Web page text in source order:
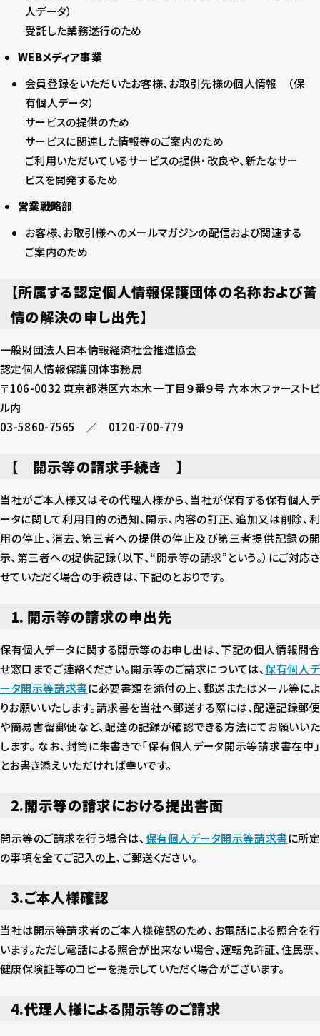
人データ）
受託した業務遂行のため
WEBメディア事業
会員登録をいただいたお客様、お取引先様の個人情報 （保
有個人データ）
サービスの提供のため
サービスに関連した情報等のご案内のため
ご利用いただいているサービスの提供・改良や、新たなサー
ビスを開発するため
営業戦略部
お客様、お取引様へのメールマガジンの配信および関連する
ご案内のため
【所属する認定個人情報保護団体の名称および苦
情の解決の申し出先】
一般財団法人日本情報経済社会推進協会
認定個人情報保護団体事務局
〒106-0032 東京都港区六本木一丁目９番９号 六本木ファーストビ
ル内
03-5860-7565 ／ 0120-700-779
【 開示等の請求手続き 】
当社がご本人様又はその代理人様から、当社が保有する保有個人デ
ータに関して利用目的の通知、開示、内容の訂正、追加又は削除、利
用の停止、消去、第三者への提供の停止及び第三者提供記録の開
示、第三者への提供記録（以下、“開示等の請求”という。）にご対応さ
せていただく場合の手続きは、下記のとおりです。
1. 開示等の請求の申出先
保有個人データに関する開示等のお申し出は、下記の個人情報問合
せ窓口までご連絡ください。開示等のご請求については、保有個人デ
ータ開示等請求書に必要書類を添付の上、郵送またはメール等によ
りお願いいたします。請求書を当社へ郵送する際には、配達記録郵便
や簡易書留郵便など、配達の記録が確認できる方法にてお願いいた
します。 なお、封筒に朱書きで「保有個人データ開示等請求書在中」
とお書き添えいただければ幸いです。
2.開示等の請求における提出書面
開示等のご請求を行う場合は、保有個人データ開示等請求書に所定
の事項を全てご記入の上、ご郵送ください。
3.ご本人様確認
当社は開示等請求者のご本人様確認のため、お電話による照合を行
います。ただし電話による照合が出来ない場合、運転免許証、住民票、
健康保険証等のコピーを提示していただく場合がございます。
4.代理人様による開示等のご請求